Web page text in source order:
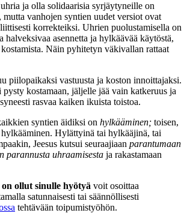
ja olla solidaarisia syrjäytyneille on
vanhojen syntien uudet versiot ovat
korrekteiksi. Uhrien puolustamisella on
halveksivaa asennetta ja hylkäävää käytöstä,
Näin pyhitetyn väkivallan rattaat
piilopaikaksi vastuusta ja koston innoittajaksi.
pysty kostamaan, jäljelle jää vain katkeruus ja
rasvaa kaiken ikuista toistoa.
syntien äidiksi on hylkääminen; toisen,
Hylättyinä tai hylkääjinä, tai
Jeesus kutsui seuraajiaan parantumaan
parannusta uhraamisesta ja rakastamaan
ollut sinulle hyötyä voit osoittaa
satunnaisesti tai säännöllisesti
tehtävään toipumistyöhön.